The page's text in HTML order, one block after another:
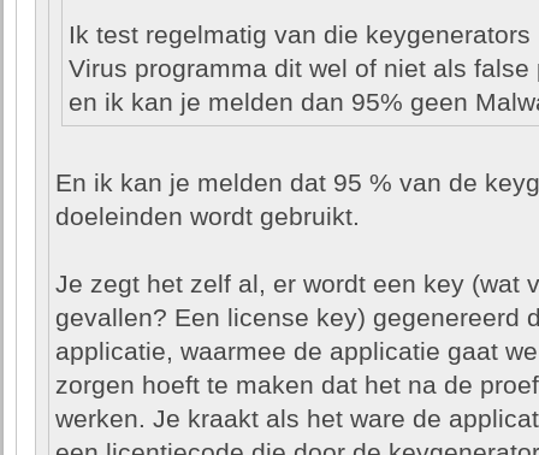
Ik test regelmatig van die
Virus programma dit wel of niet als false
en ik kan je melden dan 95% geen
En ik kan je melden dat 95 % van de
doeleinden wordt gebruikt.
Je zegt het zelf al, er wordt een key (wat
gevallen? Een license key) gegenereerd
applicatie, waarmee de applicatie gaat
zorgen hoeft te maken dat het na de
werken. Je kraakt als het ware de